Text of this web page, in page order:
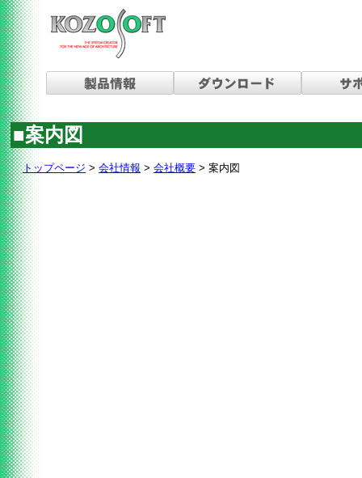
■案内図
トップページ > 会社情報 > 会社概要 > 案内図